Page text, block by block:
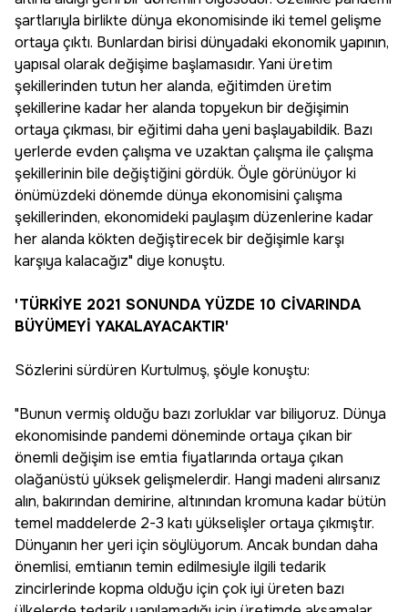
şartlarıyla birlikte dünya ekonomisinde iki temel gelişme
ortaya çıktı. Bunlardan birisi dünyadaki ekonomik yapının,
yapısal olarak değişime başlamasıdır. Yani üretim
şekillerinden tutun her alanda, eğitimden üretim
şekillerine kadar her alanda topyekun bir değişimin
ortaya çıkması, bir eğitimi daha yeni başlayabildik. Bazı
yerlerde evden çalışma ve uzaktan çalışma ile çalışma
şekillerinin bile değiştiğini gördük. Öyle görünüyor ki
önümüzdeki dönemde dünya ekonomisini çalışma
şekillerinden, ekonomideki paylaşım düzenlerine kadar
her alanda kökten değiştirecek bir değişimle karşı
karşıya kalacağız" diye konuştu.
'TÜRKİYE 2021 SONUNDA YÜZDE 10 CİVARINDA
BÜYÜMEYİ YAKALAYACAKTIR'
Sözlerini sürdüren Kurtulmuş, şöyle konuştu:
"Bunun vermiş olduğu bazı zorluklar var biliyoruz. Dünya
ekonomisinde pandemi döneminde ortaya çıkan bir
önemli değişim ise emtia fiyatlarında ortaya çıkan
olağanüstü yüksek gelişmelerdir. Hangi madeni alırsanız
alın, bakırından demirine, altınından kromuna kadar bütün
temel maddelerde 2-3 katı yükselişler ortaya çıkmıştır.
Dünyanın her yeri için söylüyorum. Ancak bundan daha
önemlisi, emtianın temin edilmesiyle ilgili tedarik
zincirlerinde kopma olduğu için çok iyi üreten bazı